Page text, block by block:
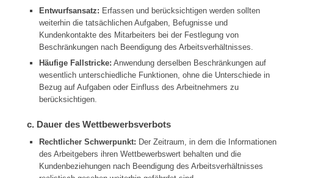
Entwurfsansatz: Erfassen und berücksichtigen werden sollten
weiterhin die tatsächlichen Aufgaben, Befugnisse und
Kundenkontakte des Mitarbeiters bei der Festlegung von
Beschränkungen nach Beendigung des Arbeitsverhältnisses.
Häufige Fallstricke: Anwendung derselben Beschränkungen auf
wesentlich unterschiedliche Funktionen, ohne die Unterschiede in
Bezug auf Aufgaben oder Einfluss des Arbeitnehmers zu
berücksichtigen.
c. Dauer des Wettbewerbsverbots
Rechtlicher Schwerpunkt: Der Zeitraum, in dem die Informationen
des Arbeitgebers ihren Wettbewerbswert behalten und die
Kundenbeziehungen nach Beendigung des Arbeitsverhältnisses